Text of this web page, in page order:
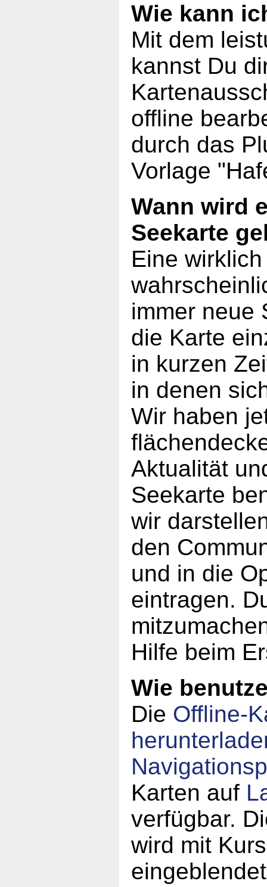
Wie kann
Mit dem
kannst Du
offline
durch das
Vorlage
Wann wird
Seekarte
Eine
immer neue
die Karte
in kurzen
in denen
Wir haben
Aktualität
Seekarte
wir
den
und in die
eintragen.
Hilfe beim
Wie
Die Offline-
Karten auf
verfügbar.
wird mit